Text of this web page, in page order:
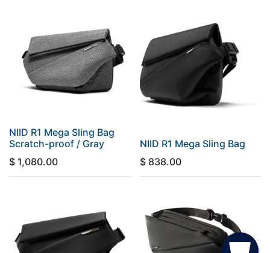
NIID R1 Mega Sling Bag
Scratch-proof / Gray
$ 1,080.00
NIID R1 Mega Sling Bag
$ 838.00